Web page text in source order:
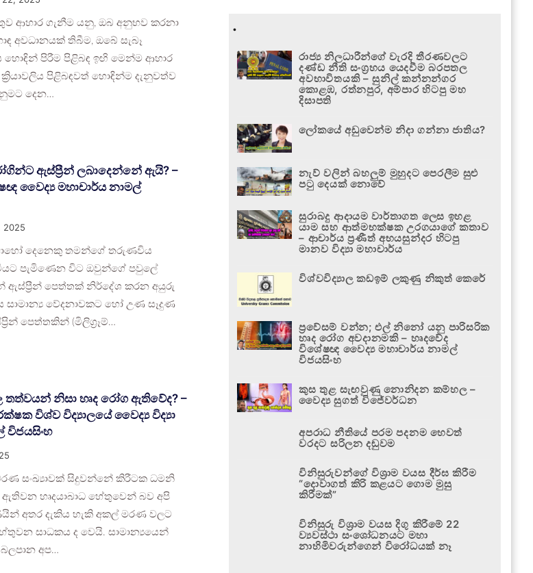
ආහාර ගැනීම යනු, ඔබ අනුභව කරනා
අවධානයක් තිබීම, ඔබේ සැබෑ
පිරීම පිළිබඳ ඉඟි මෙන්ම ආහාර
පිළිබඳවත් හොඳින්ම දැනුවත්ව
දෙන…
ඇස්ප්‍රීන් ලබාදෙන්නේ ඇයි? –
වෛද්‍ය මහාචාර්ය නාමල්
2025
දෙනෙකු තමන්ගේ තරුණවිය
පැමිණෙන විට ඔවුන්ගේ පවුලේ
පෙත්තක් නිර්දේශ කරන අයුරු
සාමාන්‍ය වේදනාවකට හෝ උණ සෑදුණ
පෙත්තකින් (මිලිග්‍රෑම්…
තත්වයන් නිසා හෘද රෝග ඇතිවේද? –
විශ්ව විද්‍යාලයේ වෛද්‍ය විද්‍යා
විජයසිංහ
සංඛ්‍යාවක් සිදුවන්නේ කිරීටක ධමනි
ඇතිවන හෘදයාබාධ හේතුවෙන් බව අපි
අතර දැකිය හැකි අකල් මරණ වලට
සාධකය ද වෙයි. සාමාන්‍යයෙන්
බලපාන අප…
.
රාජ්‍ය නිලධාරීන්ගේ වැරදි තීරණවලට
දණ්ඩ නීති සංග්‍රහය යෙදවීම බරපතල
අවභාවිතයකි – සුනිල් කන්නන්ගර
කොළඹ, රත්නපුර, අම්පාර හිටපු මහ
දිසාපති
ලෝකයේ අඩුවෙන්ම නිදා ගන්නා ජාතිය?
නැව් වලින් බහලුම් මුහුදට පෙරලීම සුළු
පටු දෙයක් නොවේ
සුරාබදු ආදායම වාර්තාගත ලෙස ඉහළ
යාම සහ ආත්මභක්ෂක උරගයාගේ කතාව
– ආචාර්ය ප්‍රණීත් අභයසුන්දර හිටපු
මානව විද්‍යා මහාචාර්ය
විශ්වවිද්‍යාල කඩඉම් ලකුණු නිකුත් කෙරේ
ප්‍රවේසම් වන්න; එල් නිනෝ යනු පාරිසරික
හෘද රෝග අවදානමකි – හෘදවේද
විශේෂඥ වෛද්‍ය මහාචාර්ය නාමල්
විජයසිංහ
කුස තුළ සැඟවුණු නොනිදන කම්හල –
වෛද්‍ය සුගත් විජේවර්ධන
අපරාධ නීතියේ පරම පදනම හෙවත්
වරදට සරිලන දඬුවම
විනිසුරුවන්ගේ විශ්‍රාම වයස දීර්ඝ කිරීම
“දොවාගත් කිරි කළයට ගොම මුසු
කිරීමක්”
විනිසුරු විශ්‍රාම වයස දිගු කිරීමේ 22
ව්‍යවස්ථා සංශෝධනයට මහා
නාහිමිවරුන්ගෙන් විරෝධයක් නෑ